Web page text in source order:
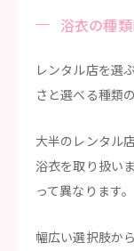
浴衣の種
レンタル店を選
さと選べる種類
大半のレンタル
浴衣を取り扱い
って異なります。
幅広い選択肢か